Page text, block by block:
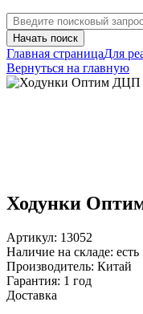
Начать поиск
Главная страницаДля
Вернуться на главную
Ходунки
Артикул: 13052
Наличие на складе: есть
Производитель: Китай
Гарантия: 1 год
Доставка